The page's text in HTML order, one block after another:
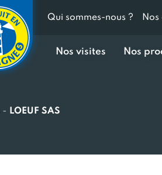
Qui sommes-nous ? Nos
Nos visites Nos
- LOEUF SAS